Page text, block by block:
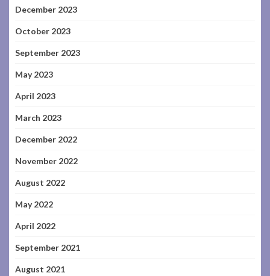
December 2023
October 2023
September 2023
May 2023
April 2023
March 2023
December 2022
November 2022
August 2022
May 2022
April 2022
September 2021
August 2021